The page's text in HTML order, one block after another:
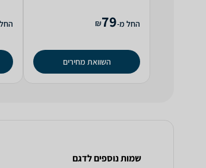
החל מ-79
₪
השוואת מחירים
שמות נוספים לדגם